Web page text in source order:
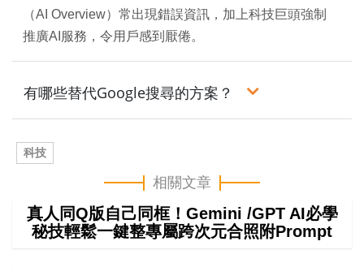
（AI Overview）常出現錯誤資訊，加上科技巨頭強制
推廣AI服務，令用戶感到厭倦。
有哪些替代Google搜尋的方案？
科技
相關文章
真人同Q版自己同框！Gemini /GPT AI必學
秘技輕鬆一鍵整專屬跨次元合照附Prompt